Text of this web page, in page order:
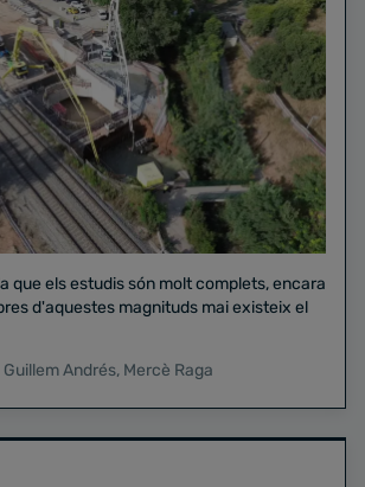
que els estudis són molt complets, encara
d'aquestes magnituds mai existeix el
Guillem Andrés, Mercè Raga